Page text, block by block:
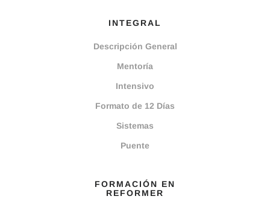
INTEGRAL
Descripción General
Mentoría
Intensivo
Formato de 12 Días
Sistemas
Puente
FORMACIÓN EN
REFORMER